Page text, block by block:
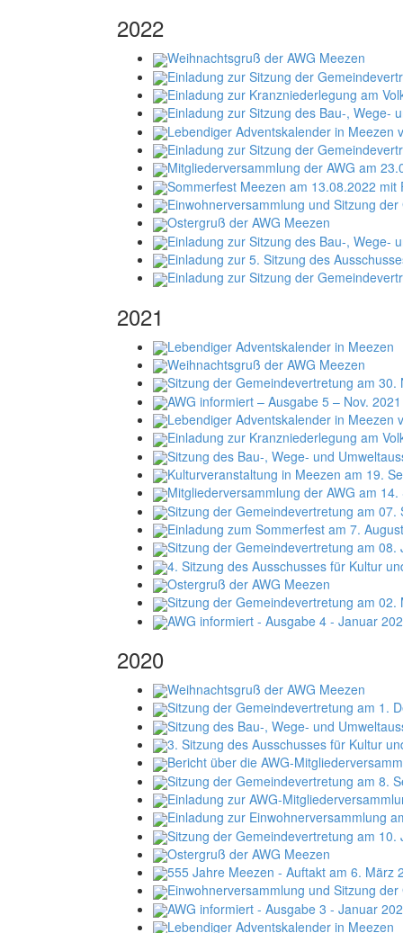
2022
Weihnachtsgruß der AWG Meezen
Einladung zur Sitzung der
Einladung zur Kranzniederlegung am
Einladung zur Sitzung des Bau-, Wege-
Lebendiger Adventskalender in Meezen
Einladung zur Sitzung der
Mitgliederversammlung der AWG am
Sommerfest Meezen am 13.08.2022 mit
Einwohnerversammlung und Sitzung
Ostergruß der AWG Meezen
Einladung zur Sitzung des Bau-, Wege-
Einladung zur 5. Sitzung des
Einladung zur Sitzung der
2021
Lebendiger Adventskalender in Meezen
Weihnachtsgruß der AWG Meezen
Sitzung der Gemeindevertretung am 30.
AWG informiert – Ausgabe 5 – Nov. 2021
Lebendiger Adventskalender in Meezen
Einladung zur Kranzniederlegung am
Sitzung des Bau-, Wege- und
Kulturveranstaltung in Meezen am 19.
Mitgliederversammlung der AWG am
Sitzung der Gemeindevertretung am
Einladung zum Sommerfest am 7.
Sitzung der Gemeindevertretung am 08.
4. Sitzung des Ausschusses für Kultur
Ostergruß der AWG Meezen
Sitzung der Gemeindevertretung am 02.
AWG informiert - Ausgabe 4 - Januar
2020
Weihnachtsgruß der AWG Meezen
Sitzung der Gemeindevertretung am 1.
Sitzung des Bau-, Wege- und
3. Sitzung des Ausschusses für Kultur
Bericht über die AWG-
Sitzung der Gemeindevertretung am 8.
Einladung zur AWG-
Einladung zur Einwohnerversammlung
Sitzung der Gemeindevertretung am 10.
Ostergruß der AWG Meezen
555 Jahre Meezen - Auftakt am 6. März
Einwohnerversammlung und Sitzung
AWG informiert - Ausgabe 3 - Januar
Lebendiger Adventskalender in Meezen